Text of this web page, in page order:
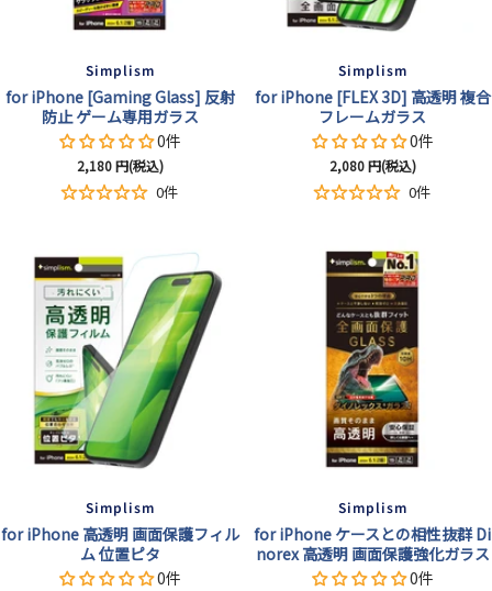
Simplism
for iPhone [Gaming Glass] 反射
防止 ゲーム専用ガラス
0件
セ
ー
格
2,180円(税込)
0件
Simplism
for iPhone [FLEX 3D] 高透明 複合
フレームガラス
0件
セ
ー
格
2,080円(税込)
0件
Simplism
for iPhone 高透明 画面保護フィル
ム 位置ピタ
0件
Simplism
for iPhone ケースとの相性抜群 Di
norex 高透明 画面保護強化ガラス
0件